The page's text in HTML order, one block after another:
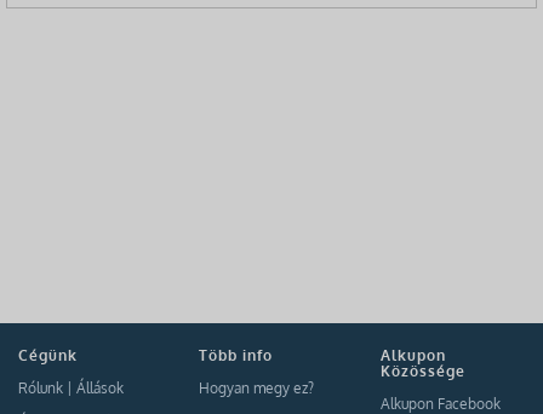
Cégünk
Rólunk
Állások
Több info
Hogyan megy ez?
Alkupon
Közössége
Alkupon Facebook